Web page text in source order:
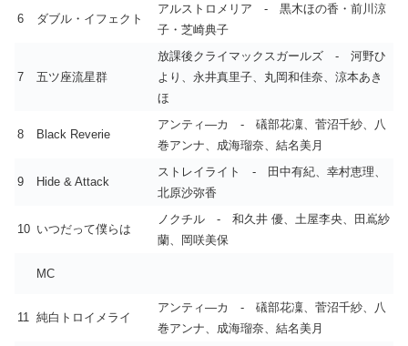
6 ダブル・イフェクト
アルストロメリア - 黒木ほの香・前川涼
子・芝崎典子
7 五ツ座流星群
放課後クライマックスガールズ - 河野ひ
より、永井真里子、丸岡和佳奈、涼本あき
ほ
8 Black Reverie
アンティ―カ - 礒部花凜、菅沼千紗、八
巻アンナ、成海瑠奈、結名美月
9 Hide & Attack
ストレイライト - 田中有紀、幸村恵理、
北原沙弥香
10 いつだって僕らは
ノクチル - 和久井 優、土屋李央、田嶌紗
蘭、岡咲美保
MC
11 純白トロイメライ
アンティ―カ - 礒部花凜、菅沼千紗、八
巻アンナ、成海瑠奈、結名美月